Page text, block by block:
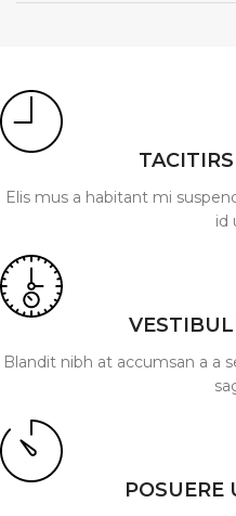
Elis mus a habitant mi
id
Blandit nibh at accumsan a a
POSUERE